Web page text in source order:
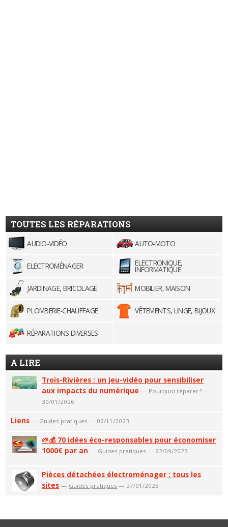
TOUTES LES RÉPARATIONS
AUDIO-VIDÉO AUTO-MOTO
ELECTROMÉNAGER ELECTRONIQUE,
INFORMATIQUE
JARDINAGE, BRICOLAGE
MOBILIER, MAISON
PLOMBERIE-CHAUFFAGE VÊTEMENTS, LINGE, BIJOUX
RÉPARATIONS DIVERSES
A LIRE
Trois-Rivières : un jeu-vidéo pour sensibiliser
aux impacts du numérique — Pourquoi réparer ? —
30/01/2026
Liens — Guides pratiques — 02/11/2023
🌱💰 70 idées éco-responsables pour économiser
1000€ par an — Guides pratiques — 22/09/2023
Pièces détachées électroménager : tous les
sites — Guides pratiques — 27/01/2023